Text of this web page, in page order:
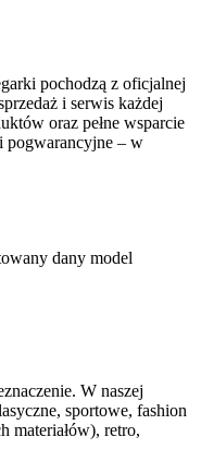
pochodzą z oficjalnej
i serwis każdej
oraz pełne wsparcie
pogwarancyjne – w
dany model
W naszej
sportowe, fashion
materiałów), retro,